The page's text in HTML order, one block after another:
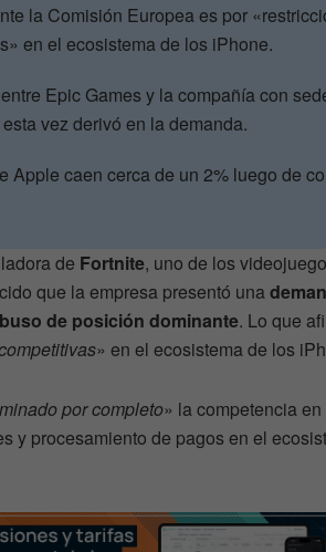
la Comisión Europea es por
en el ecosistema de los iPhone.
Epic Games y la compañía con
vez derivó en la demanda.
Apple caen cerca de un 2% luego de
de Fortnite, uno de los
que la empresa presentó una
de posición dominante. Lo que
» en el ecosistema de los
por completo» la competencia
y procesamiento de pagos en el